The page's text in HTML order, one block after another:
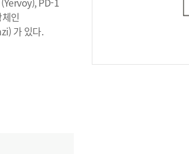
인
가 있다.